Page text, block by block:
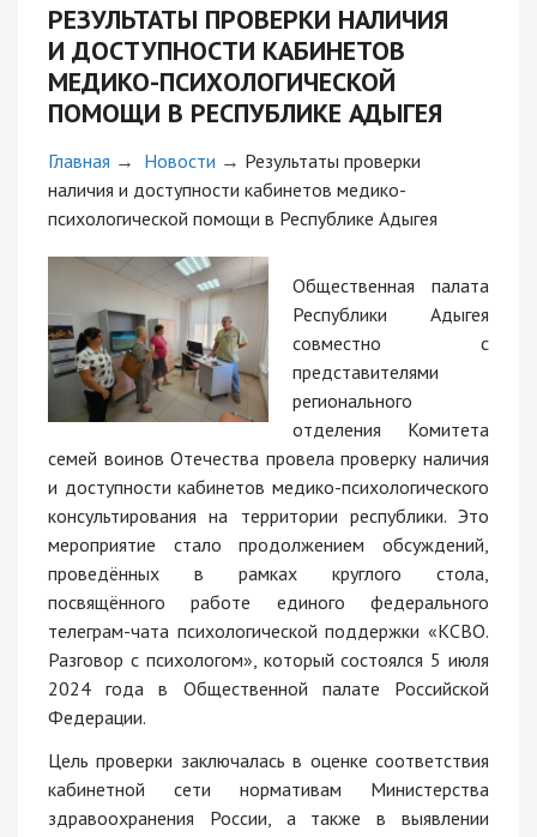
РЕЗУЛЬТАТЫ ПРОВЕРКИ НАЛИЧИЯ
И ДОСТУПНОСТИ КАБИНЕТОВ
МЕДИКО-ПСИХОЛОГИЧЕСКОЙ
ПОМОЩИ В РЕСПУБЛИКЕ АДЫГЕЯ
Главная → Новости → Результаты проверки
наличия и доступности кабинетов медико-
психологической помощи в Республике Адыгея
Общественная палата
Республики Адыгея
совместно с
представителями
регионального
отделения Комитета
семей воинов Отечества провела проверку наличия
и доступности кабинетов медико-психологического
консультирования на территории республики. Это
мероприятие стало продолжением обсуждений,
проведённых в рамках круглого стола,
посвящённого работе единого федерального
телеграм-чата психологической поддержки «КСВО.
Разговор с психологом», который состоялся 5 июля
2024 года в Общественной палате Российской
Федерации.
Цель проверки заключалась в оценке соответствия
кабинетной сети нормативам Министерства
здравоохранения России, а также в выявлении